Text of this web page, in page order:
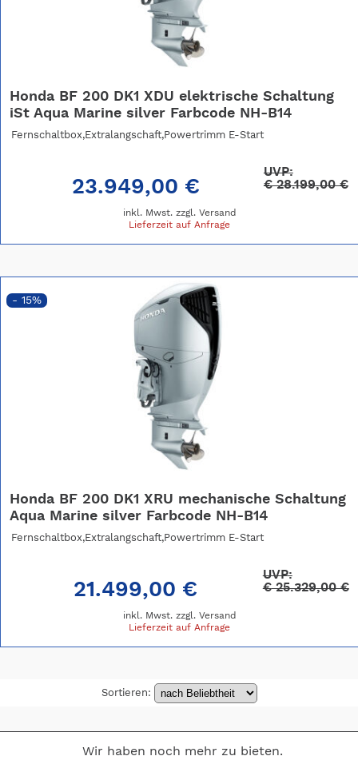
Honda BF 200 DK1 XDU elektrische Schaltung
iSt Aqua Marine silver Farbcode NH-B14
Fernschaltbox,Extralangschaft,Powertrimm E-Start
23.949,00 €
UVP:
€28.199,00 €
inkl. Mwst. zzgl. Versand
Lieferzeit auf Anfrage
- 15%
Honda BF 200 DK1 XRU mechanische Schaltung
Aqua Marine silver Farbcode NH-B14
Fernschaltbox,Extralangschaft,Powertrimm E-Start
21.499,00 €
UVP:
€25.329,00 €
inkl. Mwst. zzgl. Versand
Lieferzeit auf Anfrage
Sortieren:
Wir haben noch mehr zu bieten.